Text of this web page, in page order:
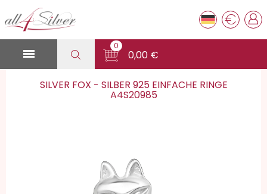
€

0
0,00 €
SILVER FOX - SILBER 925 EINFACHE RINGE
A4S20985